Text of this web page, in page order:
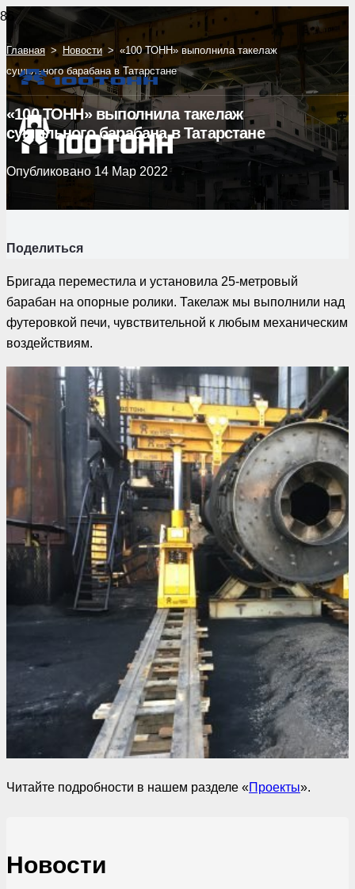
Главная > Новости > «100 ТОНН» выполнила такелаж
сушильного барабана в Татарстане
«100 ТОНН» выполнила такелаж
сушильного барабана в Татарстане
Опубликовано 14 Мар 2022
Поделиться
Бригада переместила и установила 25-метровый
барабан на опорные ролики. Такелаж мы выполнили над
футеровкой печи, чувствительной к любым механическим
воздействиям.
Читайте подробности в нашем разделе «Проекты».
Новости